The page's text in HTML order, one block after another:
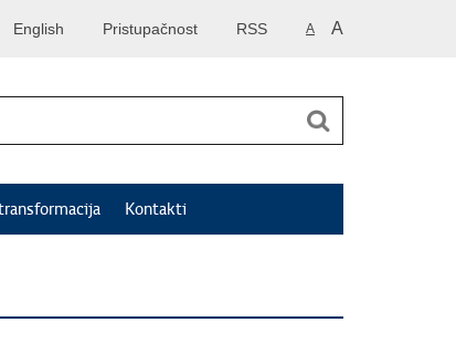
A A
RSS
Pristupačnost
English
Kontakti